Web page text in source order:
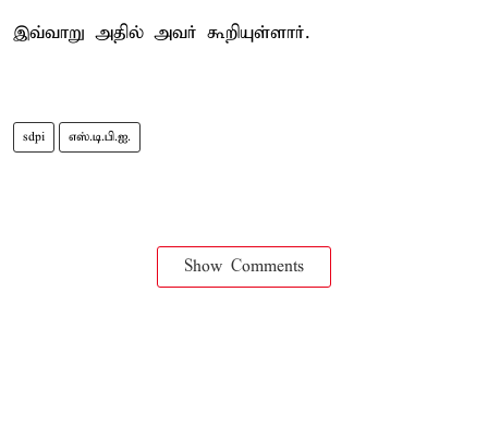
இவ்வாறு அதில் அவர் கூறியுள்ளார்.
sdpi எஸ்.டி.பி.ஐ.
Show Comments